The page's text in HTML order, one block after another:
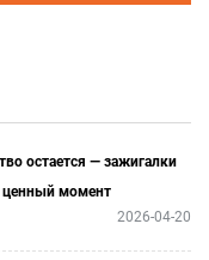
остается — зажигалки
ценный момент
2026-04-20